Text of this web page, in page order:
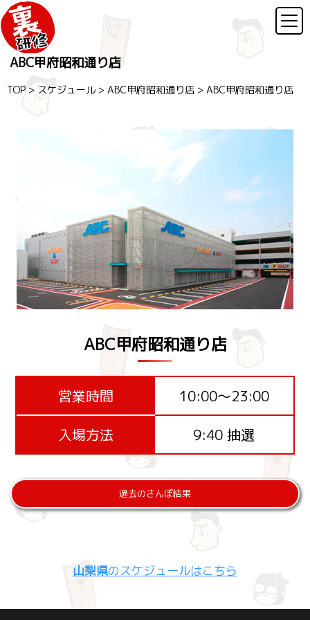
ABC甲府昭和通り店
TOP > スケジュール > ABC甲府昭和通り店 > ABC甲府昭和通り店
ABC甲府昭和通り店
営業時間
10:00～23:00
入場方法
9:40 抽選
過去のさんぽ結果
山梨県のスケジュールはこちら